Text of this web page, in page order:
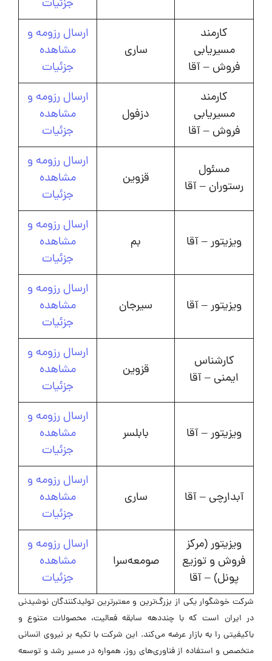
جزئیات
کارمند
مسیریابی
فروش – آقا
ساری
ارسال رزومه و
مشاهده
جزئیات
کارمند
مسیریابی
فروش – آقا
دزفول
ارسال رزومه و
مشاهده
جزئیات
مسئول
رستوران – آقا
قزوین
ارسال رزومه و
مشاهده
جزئیات
ویزیتور – آقا بم
ارسال رزومه و
مشاهده
جزئیات
ویزیتور – آقا سیرجان
ارسال رزومه و
مشاهده
جزئیات
کارشناس
ایمنی – آقا
قزوین
ارسال رزومه و
مشاهده
جزئیات
ویزیتور – آقا بابلسر
ارسال رزومه و
مشاهده
جزئیات
آبدارچی – آقا ساری
ارسال رزومه و
مشاهده
جزئیات
ویزیتور (مرکز
فروش و توزیع
پونل) – آقا
صومعه‌سرا
ارسال رزومه و
مشاهده
جزئیات
شرکت خوشگوار یکی از بزرگ‌ترین و معتبرترین تولیدکنندگان نوشیدنی
در ایران است که با چنددهه سابقه فعالیت، محصولات متنوع و
باکیفیتی را به بازار عرضه می‌کند. این شرکت با تکیه بر نیروی انسانی
متخصص و استفاده از فناوری‌های روز، همواره در مسیر رشد و توسعه